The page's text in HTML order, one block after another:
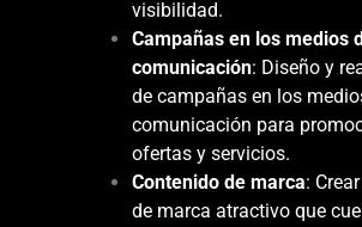
visibilidad.
Campañas en los medios
comunicación: Diseño y
de campañas en los
comunicación para
ofertas y servicios.
Contenido de marca:
de marca atractivo que